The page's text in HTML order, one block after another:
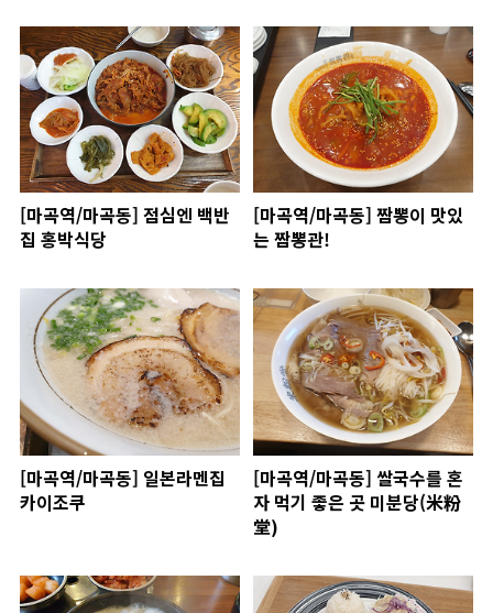
[마곡역/마곡동] 점심엔 백반
집 홍박식당
[마곡역/마곡동] 짬뽕이 맛있
는 짬뽕관!
[마곡역/마곡동] 일본라멘집
카이조쿠
[마곡역/마곡동] 쌀국수를 혼
자 먹기 좋은 곳 미분당(米粉
堂)